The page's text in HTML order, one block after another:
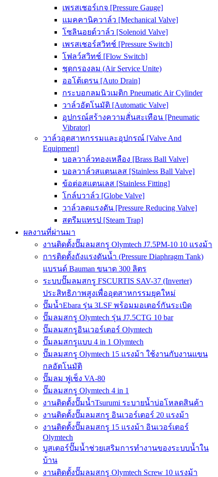
เพรสเชอร์เกจ [Pressure Gauge]
แมคคานิควาล์ว [Mechanical Valve]
โซลินอยด์วาล์ว [Solenoid Valve]
เพรสเชอร์สวิทช์ [Pressure Switch]
โฟลว์สวิทช์ [Flow Switch]
ชุดกรองลม (Air Service Unite)
ออโต้เดรน [Auto Drain]
กระบอกลมนิวเมติก Pneumatic Air Cylinder
วาล์วอัตโนมัติ [Automatic Valve]
อุปกรณ์สร้างความสั่นสะเทือน [Pneumatic
Vibrator]
วาล์วอุตสาหกรรมและอุปกรณ์ [Valve And
Equipment]
บอลวาล์วทองเหลือง [Brass Ball Valve]
บอลวาล์วสแตนเลส [Stainless Ball Valve]
ข้อต่อสแตนเลส [Stainless Fitting]
โกล์บวาล์ว [Globe Valve]
วาล์วลดแรงดัน [Pressure Reducing Valve]
สตรีมแทรป [Steam Trap]
ผลงานที่ผ่านมา
งานติดตั้งปั๊มลมสกรู Olymtech J7.5PM-10 10 แรงม้า
การติดตั้งถังแรงดันน้ำ (Pressure Diaphragm Tank)
แบรนด์ Bauman ขนาด 300 ลิตร
ระบบปั๊มลมสกรู FSCURTIS SAV-37 (Inverter)
ประสิทธิภาพสูงเพื่ออุตสาหกรรมยุคใหม่
ปั๊มน้ำEbara รุ่น 3LSF พร้อมมอเตอร์กันระเบิด
ปั๊มลมสกรู Olymtech รุ่น J7.5CTG 10 bar
ปั๊มลมสกรูอินเวอร์เตอร์ Olymtech
ปั๊มลมสกรูแบบ 4 in 1 Olymtech
ปั๊มลมสกรู Olymtech 15 แรงม้า ใช้งานกับงานแขน
กลอัตโนมัติ
ปั๊มลม ฟูเช็ง VA-80
ปั๊มลมสกรู Olymtech 4 in 1
งานติดตั้งปั๊มน้ำTsurumi ระบายน้ำบ่อโหลดสินค้า
งานติดตั้งปั๊มลมสกรู อินเวอร์เตอร์ 20 แรงม้า
งานติดตั้งปั๊มลมสกรู 15 แรงม้า อินเวอร์เตอร์
Olymtech
บูสเตอร์ปั๊มน้ำช่วยเสริมการทำงานของระบบน้ำใน
บ้าน
งานติดตั้งปั๊มลมสกรู Olymtech Screw 10 แรงม้า